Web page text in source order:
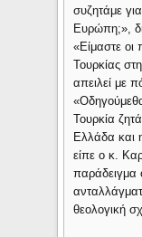
συζητάμε
Ευρώπη;»,
«Είμαστε οι
Τουρκίας
απειλεί με
Τουρκία
Ελλάδα και
είπε ο κ.
παράδειγμα
θεολογική